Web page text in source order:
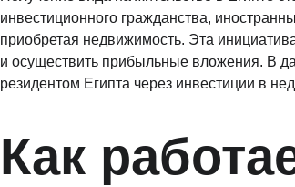
инвестиционного гражданства,
приобретая недвижимость. Эта
и осуществить прибыльные вложения. В
резидентом Египта через инвестиции в
Как